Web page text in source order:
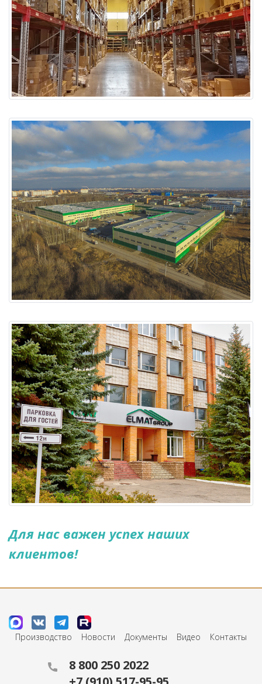
Для нас важен успех наших
клиентов!
Производство Новости Документы Видео Контакты
8 800 250 2022